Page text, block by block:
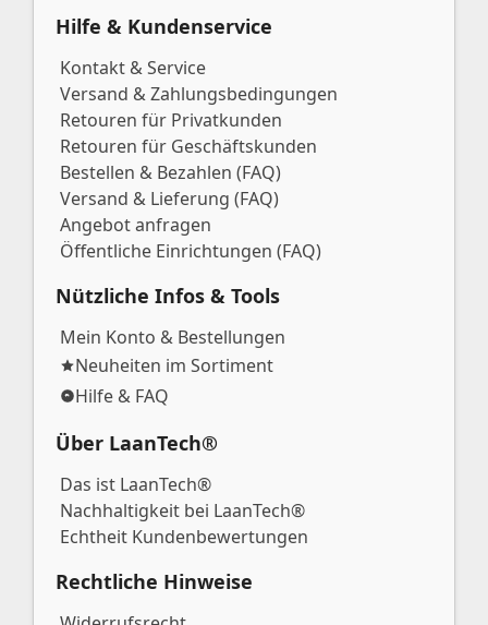
Hilfe & Kundenservice
Kontakt & Service
Versand & Zahlungsbedingungen
Retouren für Privatkunden
Retouren für Geschäftskunden
Bestellen & Bezahlen (FAQ)
Versand & Lieferung (FAQ)
Angebot anfragen
Öffentliche Einrichtungen (FAQ)
Nützliche Infos & Tools
Mein Konto & Bestellungen
Neuheiten im Sortiment
Hilfe & FAQ
Über LaanTech®
Das ist LaanTech®
Nachhaltigkeit bei LaanTech®
Echtheit Kundenbewertungen
Rechtliche Hinweise